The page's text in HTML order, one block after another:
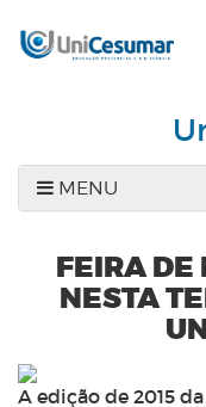
MENU
FEIRA DE
NESTA
A edição de 2015